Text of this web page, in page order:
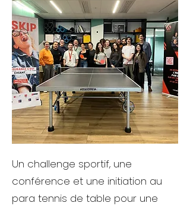
Un challenge sportif, une
conférence et une initiation au
para tennis de table pour une